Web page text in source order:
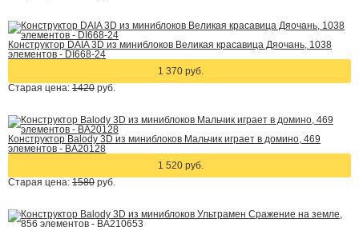
Конструктор DAIA 3D из миниблоков Великая красавица Дяочань, 1038
элементов - DI668-24
1 370 руб.
Старая цена: 1420 руб.
Конструктор Balody 3D из миниблоков Мальчик играет в домино, 469
элементов - BA20128
1 520 руб.
Старая цена: 1580 руб.